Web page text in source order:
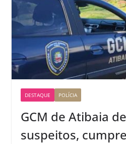
DESTAQUE POLÍCIA
GCM de Atibaia
suspeitos,